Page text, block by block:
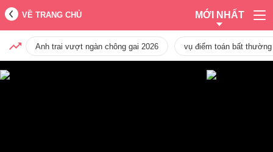
VỀ TRANG CHỦ MỚI NHẤT
Anh trai vượt ngàn chông gai 2026 vụ điểm toán bất